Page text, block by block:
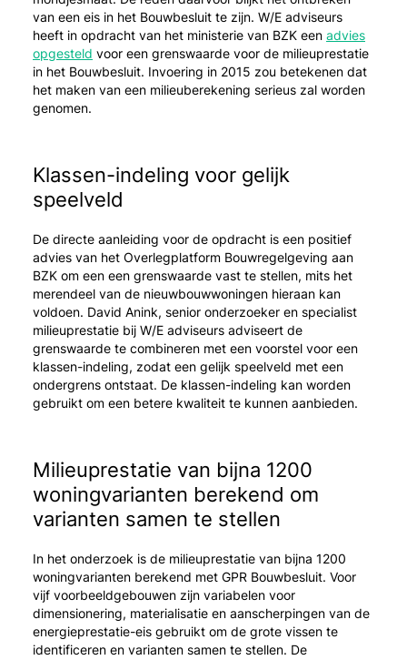
van een eis in het Bouwbesluit te zijn. W/E adviseurs
heeft in opdracht van het ministerie van BZK een advies
opgesteld voor een grenswaarde voor de milieuprestatie
in het Bouwbesluit. Invoering in 2015 zou betekenen dat
het maken van een milieuberekening serieus zal worden
genomen.
Klassen-indeling voor gelijk
speelveld
De directe aanleiding voor de opdracht is een positief
advies van het Overlegplatform Bouwregelgeving aan
BZK om een een grenswaarde vast te stellen, mits het
merendeel van de nieuwbouwwoningen hieraan kan
voldoen. David Anink, senior onderzoeker en specialist
milieuprestatie bij W/E adviseurs adviseert de
grenswaarde te combineren met een voorstel voor een
klassen-indeling, zodat een gelijk speelveld met een
ondergrens ontstaat. De klassen-indeling kan worden
gebruikt om een betere kwaliteit te kunnen aanbieden.
Milieuprestatie van bijna 1200
woningvarianten berekend om
varianten samen te stellen
In het onderzoek is de milieuprestatie van bijna 1200
woningvarianten berekend met GPR Bouwbesluit. Voor
vijf voorbeeldgebouwen zijn variabelen voor
dimensionering, materialisatie en aanscherpingen van de
energieprestatie-eis gebruikt om de grote vissen te
identificeren en varianten samen te stellen. De